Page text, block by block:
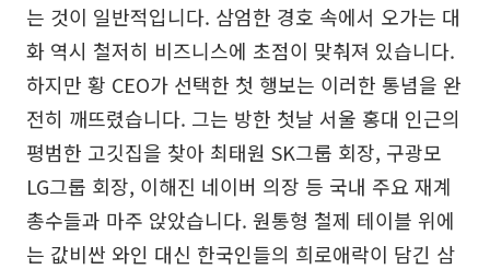
는 것이 일반적입니다. 삼엄한 경호 속에서 오가는 대
화 역시 철저히 비즈니스에 초점이 맞춰져 있습니다.
하지만 황 CEO가 선택한 첫 행보는 이러한 통념을 완
전히 깨뜨렸습니다. 그는 방한 첫날 서울 홍대 인근의
평범한 고깃집을 찾아 최태원 SK그룹 회장, 구광모
LG그룹 회장, 이해진 네이버 의장 등 국내 주요 재계
총수들과 마주 앉았습니다. 원통형 철제 테이블 위에
는 값비싼 와인 대신 한국인들의 희로애락이 담긴 삼